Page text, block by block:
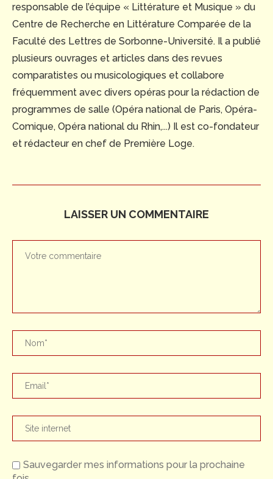
responsable de l’équipe « Littérature et Musique » du
Centre de Recherche en Littérature Comparée de la
Faculté des Lettres de Sorbonne-Université. Il a publié
plusieurs ouvrages et articles dans des revues
comparatistes ou musicologiques et collabore
fréquemment avec divers opéras pour la rédaction de
programmes de salle (Opéra national de Paris, Opéra-
Comique, Opéra national du Rhin,...) Il est co-fondateur
et rédacteur en chef de Première Loge.
LAISSER UN COMMENTAIRE
Sauvegarder mes informations pour la prochaine